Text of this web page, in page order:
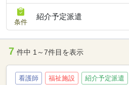
条件
紹介予定派遣
7 件中 1～7件目を表示
看護師 福祉施設 紹介予定派遣